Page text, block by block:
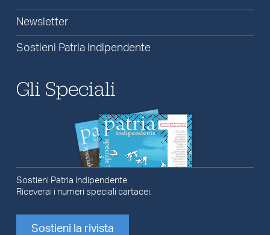
Newsletter
Sostieni Patria Indipendente
Gli Speciali
Sostieni Patria Indipendente.
Riceverai i numeri speciali cartacei.
Sostieni la rivista